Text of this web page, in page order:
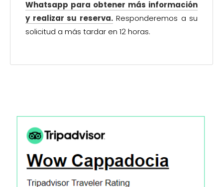
Whatsapp para obtener más información
y realizar su reserva.Responderemos a su
solicitud a más tardar en 12 horas.